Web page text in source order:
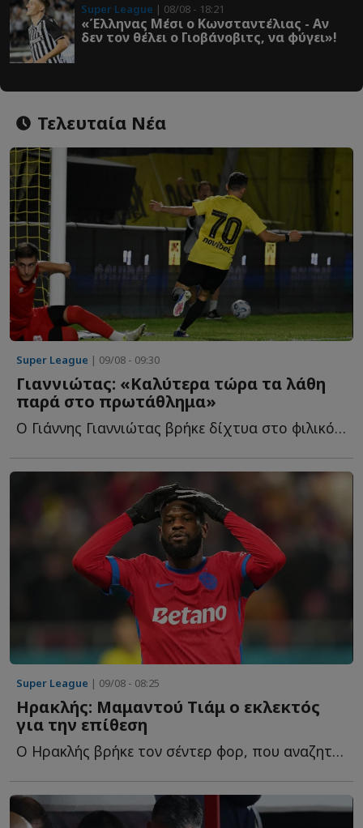
Super League | 08/08 - 18:21
«Έλληνας Μέσι ο Κωνσταντέλιας - Αν
δεν τον θέλει ο Γιοβάνοβιτς, να φύγει»!
Τελευταία Νέα
Super League | 09/08 - 09:30
Γιαννιώτας: «Καλύτερα τώρα τα λάθη
παρά στο πρωτάθλημα»
Ο Γιάννης Γιαννιώτας βρήκε δίχτυα στο φιλικό του Άρη μ...
Super League | 09/08 - 08:25
Ηρακλής: Μαμαντού Τιάμ ο εκλεκτός
για την επίθεση
Ο Ηρακλής βρήκε τον σέντερ φορ, που αναζητούσε στην π...